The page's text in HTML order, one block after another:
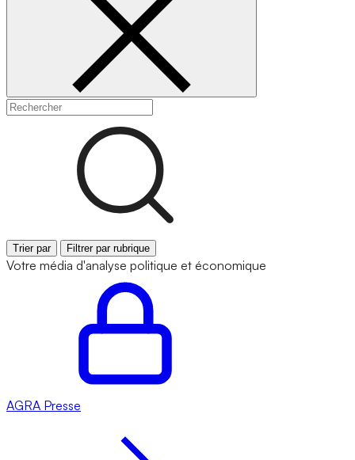
Trier par Filtrer par rubrique
Votre média d'analyse politique et économique
AGRA Presse